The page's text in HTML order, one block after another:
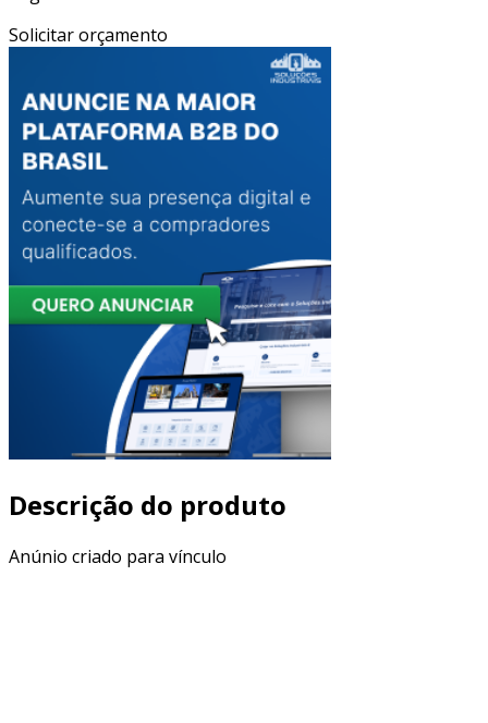
Solicitar orçamento
Descrição do produto
Anúnio criado para vínculo